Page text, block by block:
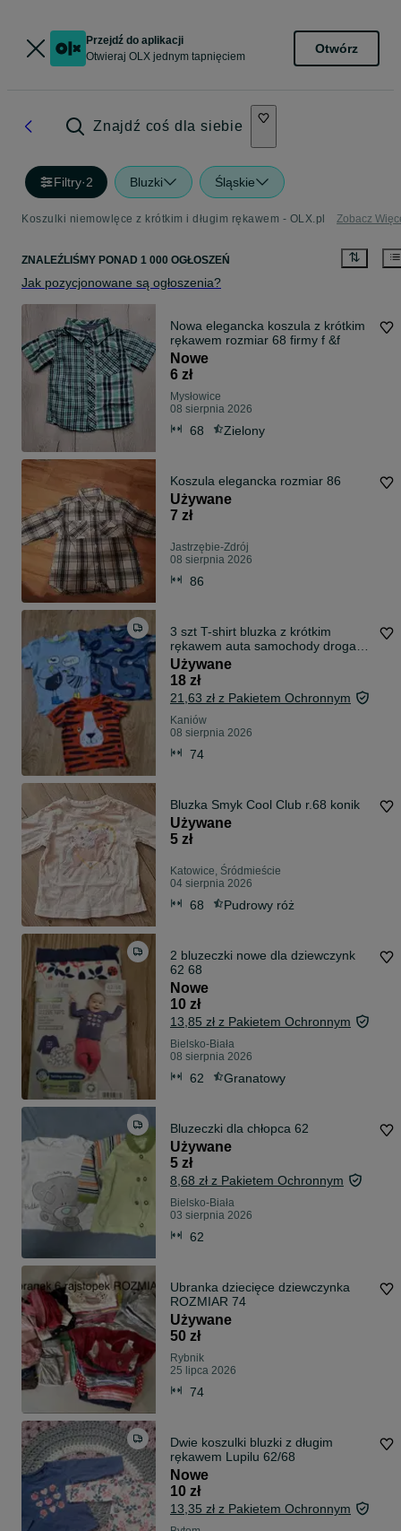
Przejdź do aplikacji
Otwieraj OLX jednym tapnięciem
Otwórz
Znajdź coś dla siebie
Filtry·2 Bluzki Śląskie
Koszulki niemowlęce z krótkim i długim rękawem - OLX.pl Zobacz
ZNALEŹLIŚMY PONAD 1 000 OGŁOSZEŃ
Jak pozycjonowane są ogłoszenia?
Nowa elegancka koszula z krótkim
rękawem rozmiar 68 firmy f &f
Nowe
6 zł
Mysłowice
08 sierpnia 2026
68 Zielony
Koszula elegancka rozmiar 86
Używane
7 zł
Jastrzębie-Zdrój
08 sierpnia 2026
86
3 szt T-shirt bluzka z krótkim
rękawem auta samochody droga
mewy H&M
Używane
18 zł
21,63 zł z Pakietem Ochronnym
Kaniów
08 sierpnia 2026
74
Bluzka Smyk Cool Club r.68 konik
Używane
5 zł
Katowice, Śródmieście
04 sierpnia 2026
68 Pudrowy róż
2 bluzeczki nowe dla dziewczynk
62 68
Nowe
10 zł
13,85 zł z Pakietem Ochronnym
Bielsko-Biała
08 sierpnia 2026
62 Granatowy
Bluzeczki dla chłopca 62
Używane
5 zł
8,68 zł z Pakietem Ochronnym
Bielsko-Biała
03 sierpnia 2026
62
Ubranka dziecięce dziewczynka
ROZMIAR 74
Używane
50 zł
Rybnik
25 lipca 2026
74
Dwie koszulki bluzki z długim
rękawem Lupilu 62/68
Nowe
10 zł
13,35 zł z Pakietem Ochronnym